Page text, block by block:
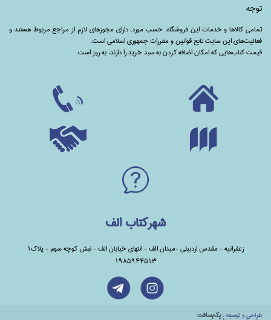
توجه
تمامی‌ کالاها و خدمات این فروشگاه، حسب مورد،‌ دارای مجوزهای لازم از مراجع مربوط هستند ‌و‌‌
فعالیت‌های این سایت تابع قوانین و مقررات جمهوری اسلامی است.
قیمت کتاب‌هایی که امکان اضافه کردن به سبد خرید را دارند،‌ به روز است.
شهرکتاب الف
زعفرانیه - مقدس اردبیلی -میدان الف - انتهای خیابان الف - نبش کوچه سوم - پلاک1
1985944513
طراحي و توسعه : يكم‌سافت